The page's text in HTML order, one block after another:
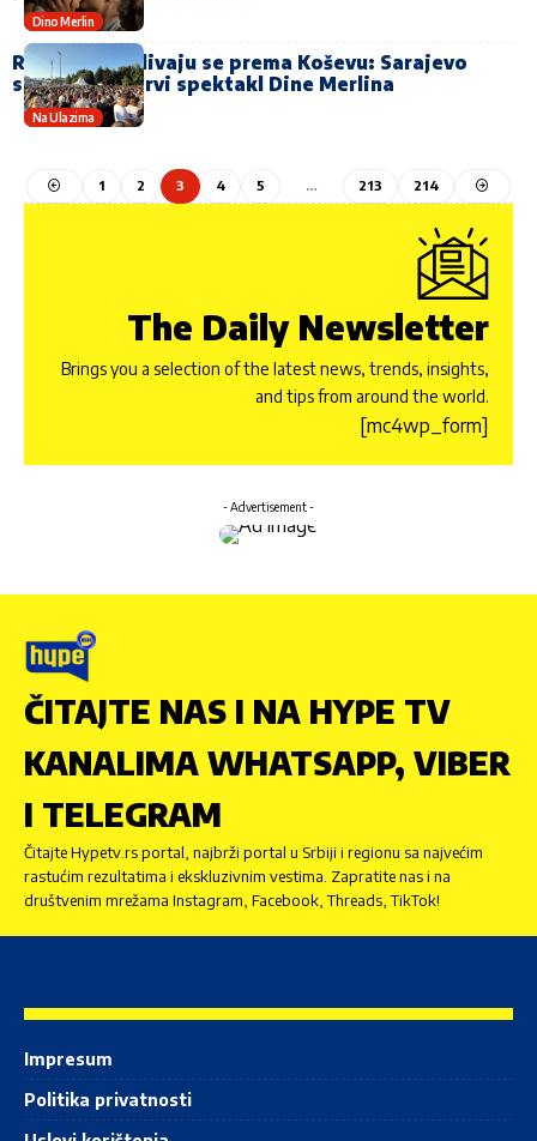
Dino Merlin
Na Ulazima
Rijeke ljudi slivaju se prema Koševu: Sarajevo
spremno za prvi spektakl Dine Merlina
1 2 3 4 5 … 213 214
The Daily Newsletter
Brings you a selection of the latest news, trends, insights,
and tips from around the world.
[mc4wp_form]
- Advertisement -
ČITAJTE NAS I NA HYPE TV
KANALIMA WHATSAPP, VIBER
I TELEGRAM
Čitajte Hypetv.rs portal, najbrži portal u Srbiji i regionu sa najvećim
rastućim rezultatima i ekskluzivnim vestima. Zapratite nas i na
društvenim mrežama Instagram, Facebook, Threads, TikTok!
Impresum
Politika privatnosti